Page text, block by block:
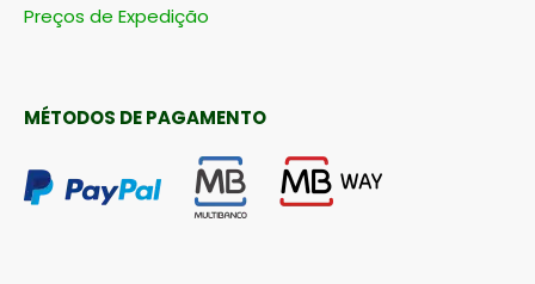
Preços de Expedição
MÉTODOS DE PAGAMENTO